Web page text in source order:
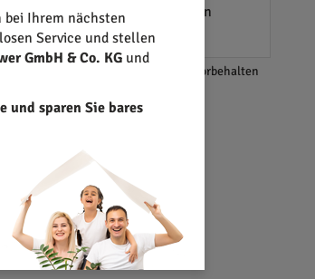
für ihre Energielösungen
*Änderungen und Irrtümer vorbehalten
bei Ihrem nächsten
Service und stellen
GmbH & Co. KG und
und sparen Sie bares